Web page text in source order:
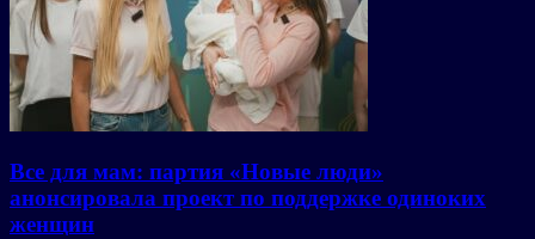
Все для мам: партия «Новые люди»
анонсировала проект по поддержке одиноких
женщин